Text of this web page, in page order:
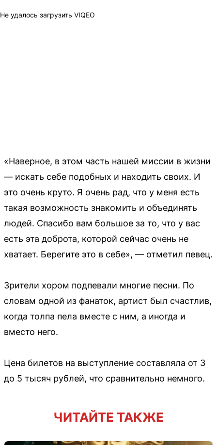
Не удалось загрузить VIQEO
«Наверное, в этом часть нашей миссии в жизни
— искать себе подобных и находить своих. И
это очень круто. Я очень рад, что у меня есть
такая возможность знакомить и объединять
людей. Спасибо вам большое за то, что у вас
есть эта доброта, которой сейчас очень не
хватает. Берегите это в себе», — отметил певец.
Зрители хором подпевали многие песни. По
словам одной из фанаток, артист был счастлив,
когда толпа пела вместе с ним, а иногда и
вместо него.
Цена билетов на выступление составляла от 3
до 5 тысяч рублей, что сравнительно немного.
ЧИТАЙТЕ ТАКЖЕ